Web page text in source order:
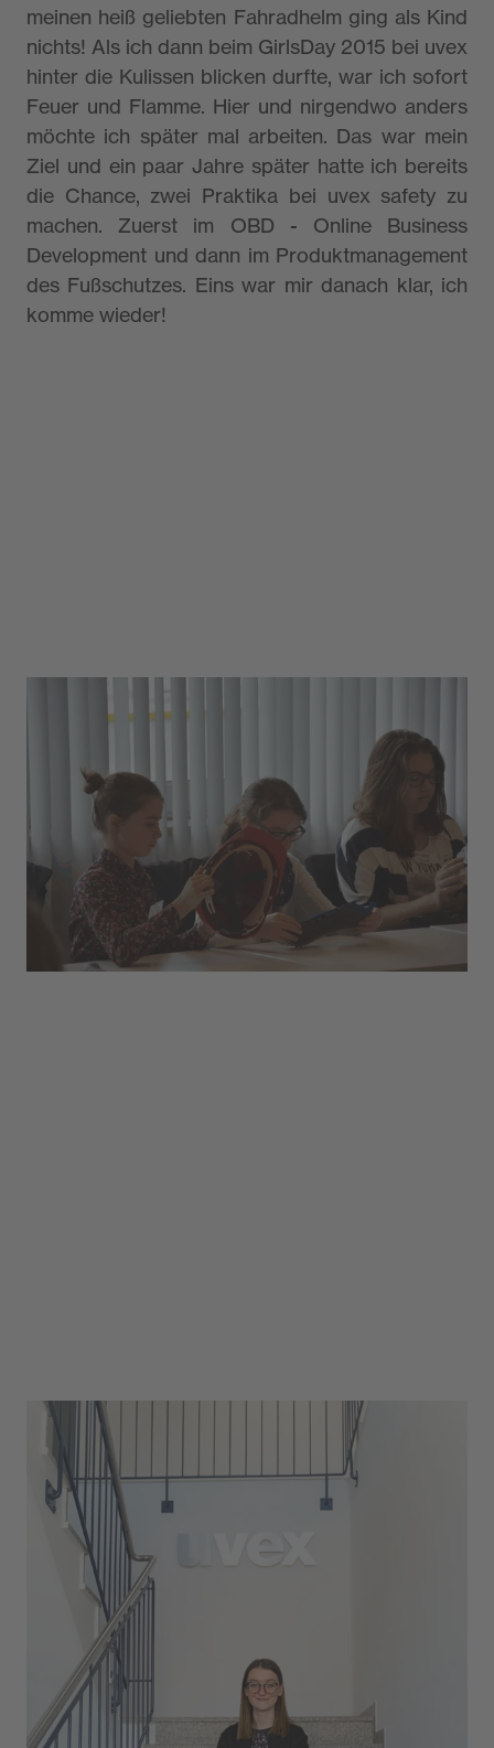
meinen heiß geliebten Fahradhelm ging als Kind
nichts! Als ich dann beim GirlsDay 2015 bei uvex
hinter die Kulissen blicken durfte, war ich sofort
Feuer und Flamme. Hier und nirgendwo anders
möchte ich später mal arbeiten. Das war mein
Ziel und ein paar Jahre später hatte ich bereits
die Chance, zwei Praktika bei uvex safety zu
machen. Zuerst im OBD - Online Business
Development und dann im Produktmanagement
des Fußschutzes. Eins war mir danach klar, ich
komme wieder!
Ein klassisches Vollzeitstudium
kam für mich nicht in Frage
Während sich viele meiner Freunde nach der
Schule für ein klassisches Vollzeitstudiums
entschieden haben, fiel meine Wahl bewusst auf
ein duales Studium. Ich bin einfach ein
Anwender- und Umsetzertyp und der Gedanke,
acht Semester lang reine Theorie abzusitzen
war für mich undenkbar. Umso glücklicher bin
ich, dass uvex Duale Student:innen ausbildet.